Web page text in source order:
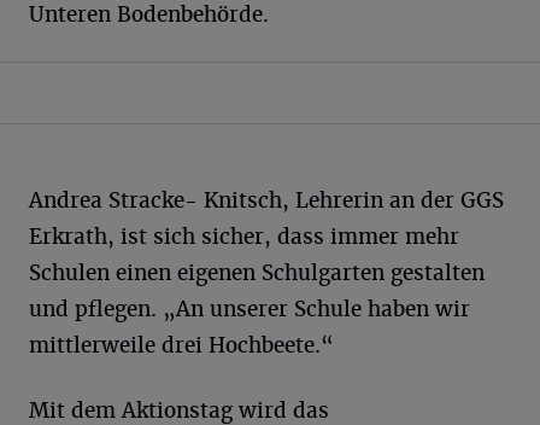
Unteren Bodenbehörde.
Andrea Stracke- Knitsch, Lehrerin an der GGS
Erkrath, ist sich sicher, dass immer mehr
Schulen einen eigenen Schulgarten gestalten
und pflegen. „An unserer Schule haben wir
mittlerweile drei Hochbeete.“
Mit dem Aktionstag wird das